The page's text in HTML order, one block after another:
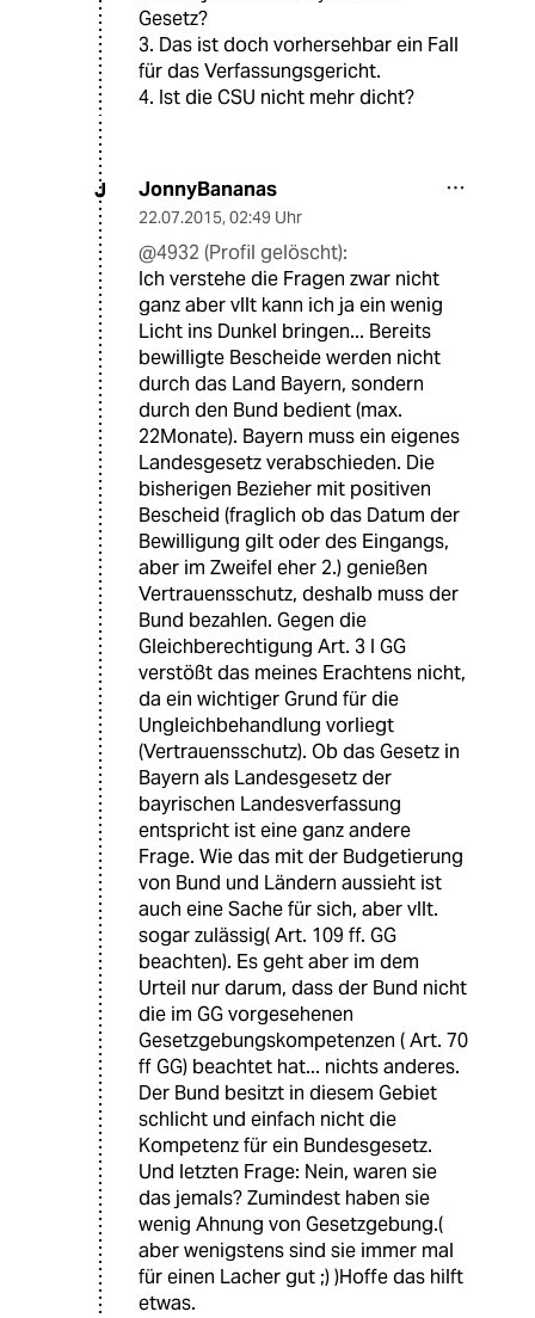
Gesetz?
3. Das ist doch vorhersehbar ein Fall
für das Verfassungsgericht.
4. Ist die CSU nicht mehr dicht?
J JonnyBananas
22.07.2015, 02:49 Uhr
@4932 (Profil gelöscht):
Ich verstehe die Fragen zwar nicht
ganz aber vllt kann ich ja ein wenig
Licht ins Dunkel bringen... Bereits
bewilligte Bescheide werden nicht
durch das Land Bayern, sondern
durch den Bund bedient (max.
22Monate). Bayern muss ein eigenes
Landesgesetz verabschieden. Die
bisherigen Bezieher mit positiven
Bescheid (fraglich ob das Datum der
Bewilligung gilt oder des Eingangs,
aber im Zweifel eher 2.) genießen
Vertrauensschutz, deshalb muss der
Bund bezahlen. Gegen die
Gleichberechtigung Art. 3 I GG
verstößt das meines Erachtens nicht,
da ein wichtiger Grund für die
Ungleichbehandlung vorliegt
(Vertrauensschutz). Ob das Gesetz in
Bayern als Landesgesetz der
bayrischen Landesverfassung
entspricht ist eine ganz andere
Frage. Wie das mit der Budgetierung
von Bund und Ländern aussieht ist
auch eine Sache für sich, aber vllt.
sogar zulässig( Art. 109 ff. GG
beachten). Es geht aber im dem
Urteil nur darum, dass der Bund nicht
die im GG vorgesehenen
Gesetzgebungskompetenzen ( Art. 70
ff GG) beachtet hat... nichts anderes.
Der Bund besitzt in diesem Gebiet
schlicht und einfach nicht die
Kompetenz für ein Bundesgesetz.
Und letzten Frage: Nein, waren sie
das jemals? Zumindest haben sie
wenig Ahnung von Gesetzgebung.(
aber wenigstens sind sie immer mal
für einen Lacher gut ;) )Hoffe das hilft
etwas.